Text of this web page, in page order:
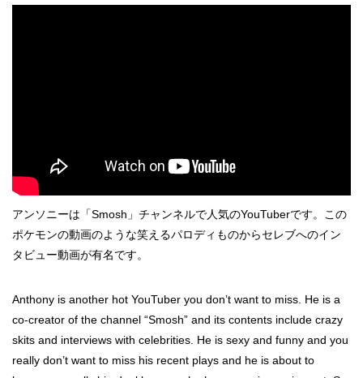
アンソニーは「Smosh」チャンネルで人気のYouTuberです。この
ポケモンの動画のような笑えるパロディものからセレブへのイン
タビュー動画が有名です。
Anthony is another hot YouTuber you don’t want to miss. He is a
co-creator of the channel “Smosh” and its contents include crazy
skits and interviews with celebrities. He is sexy and funny and you
really don’t want to miss his recent plays and he is about to